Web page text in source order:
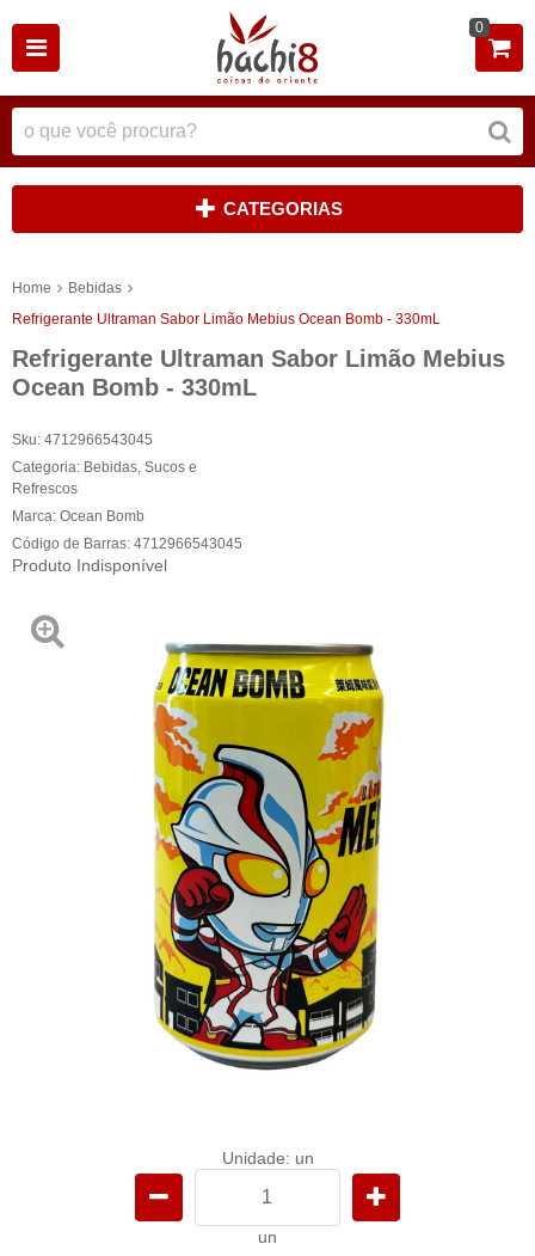
0
CATEGORIAS
Home
Bebidas
Refrigerante Ultraman Sabor Limão Mebius Ocean Bomb - 330mL
Refrigerante Ultraman Sabor Limão Mebius
Ocean Bomb - 330mL
Sku: 4712966543045
Categoria: Bebidas Sucos e
Refrescos
Marca: Ocean Bomb
Código de Barras: 4712966543045
Produto Indisponível
Unidade: un
un